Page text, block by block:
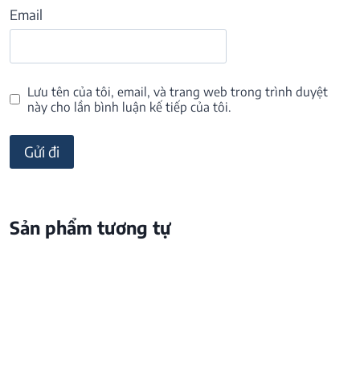
Email
Lưu tên của tôi, email, và trang web trong trình duyệt
này cho lần bình luận kế tiếp của tôi.
Sản phẩm tương tự